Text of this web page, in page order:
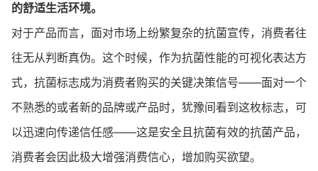
的舒适生活环境。
对于产品而言，面对市场上纷繁复杂的抗菌宣传，消费者往
往无从判断真伪。这个时候，作为抗菌性能的可视化表达方
式，抗菌标志成为消费者购买的关键决策信号——面对一个
不熟悉的或者新的品牌或产品时，犹豫间看到这枚标志，可
以迅速向传递信任感——这是安全且抗菌有效的抗菌产品，
消费者会因此极大增强消费信心，增加购买欲望。